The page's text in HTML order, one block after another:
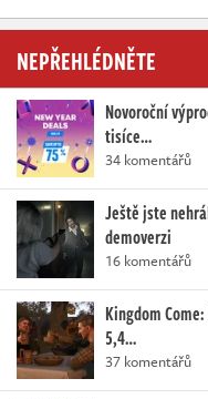
NEPŘEHLÉDNĚTE
Novoroční
tisíce…
34 komentářů
Ještě jste
demoverzi
16 komentářů
Kingdom
5,4…
37 komentářů